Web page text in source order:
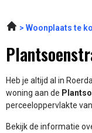
Woonplaats te
Heb je altijd al in
woning aan de
perceeloppervlakte
Bekijk de informatie